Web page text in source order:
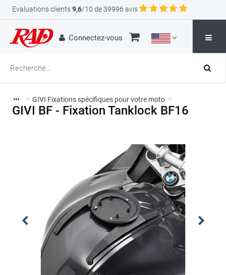
Evaluations clients9,6/10 de 39996 avis
Connectez-vous
> GIVI Fixations spécifiques pour votre moto >
GIVI BF - Fixation Tanklock BF16